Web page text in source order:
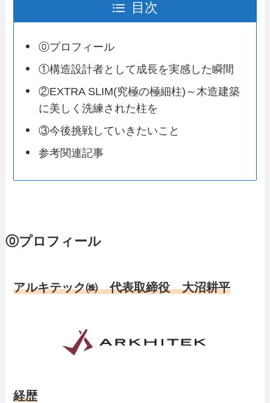
目次
⓪プロフィール
①構造設計者として成長を実感した瞬間
②EXTRA SLIM(究極の極細柱)～木造建築
に美しく洗練された柱を
③今後挑戦していきたいこと
参考関連記事
⓪プロフィール
アルキテック㈱ 代表取締役 大沼耕平
経歴